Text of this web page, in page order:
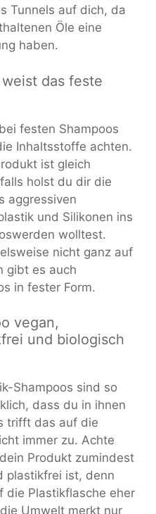
Tunnels auf dich, da
Öle eine
haben.
das feste
festen Shampoos
Inhaltsstoffe achten.
ist gleich
holst du dir die
aggressiven
und Silikonen ins
wolltest.
nicht ganz auf
gibt es auch
in fester Form.
vegan,
und biologisch
Shampoos sind so
dass du in ihnen
trifft das auf die
immer zu. Achte
Produkt zumindest
plastikfrei ist, denn
die Plastikflasche eher
Umwelt merkt nur